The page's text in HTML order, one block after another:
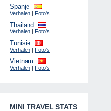
Spanje
Verhalen | Foto's
Thailand
Verhalen | Foto's
Tunisië
Verhalen | Foto's
Vietnam
Verhalen | Foto's
MINI TRAVEL STATS